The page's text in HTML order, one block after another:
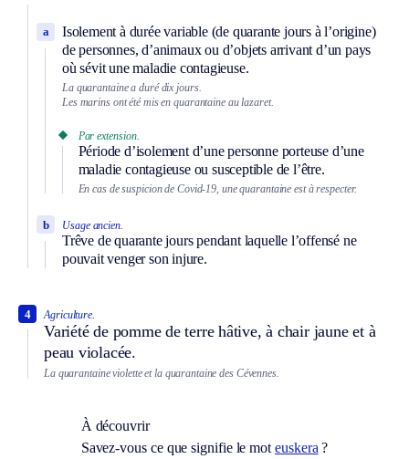
Isolement à durée variable (de quarante jours à l’origine)
de personnes, d’animaux ou d’objets arrivant d’un pays
où sévit une maladie contagieuse.
a
La quarantaine a duré dix jours.
Les marins ont été mis en quarantaine au lazaret.
Par extension.
Période d’isolement d’une personne porteuse d’une
maladie contagieuse ou susceptible de l’être.
En cas de suspicion de Covid-19, une quarantaine est à respecter.
Usage ancien.
Trêve de quarante jours pendant laquelle l’offensé ne
pouvait venger son injure.
b
Agriculture.
Variété de pomme de terre hâtive, à chair jaune et à
peau violacée.
4
La quarantaine violette et la quarantaine des Cévennes.
À découvrir
Savez-vous ce que signifie le mot euskera ?